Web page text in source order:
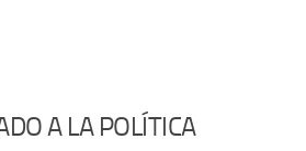
A LA POLÍTICA